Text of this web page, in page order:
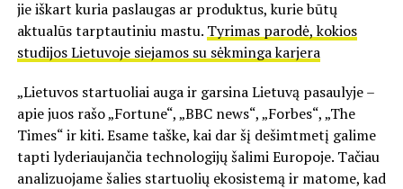
jie iškart kuria paslaugas ar produktus, kurie būtų
aktualūs tarptautiniu mastu. Tyrimas parodė, kokios
studijos Lietuvoje siejamos su sėkminga karjera
„Lietuvos startuoliai auga ir garsina Lietuvą pasaulyje –
apie juos rašo „Fortune“, „BBC news“, „Forbes“, „The
Times“ ir kiti. Esame taške, kai dar šį dešimtmetį galime
tapti lyderiaujančia technologijų šalimi Europoje. Tačiau
analizuojame šalies startuolių ekosistemą ir matome, kad